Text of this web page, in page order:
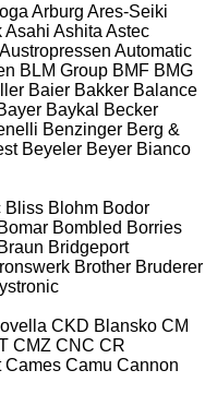
Arburg Ares-Seiki
Asahi Ashita Astec
Austropressen Automatic
BLM Group BMF BMG
Baier Bakker Balance
Baykal
Becker
Benzinger Berg &
Beyeler Beyer Bianco
Bliss Blohm Bodor
Bomar Bombled Borries
Braun Bridgeport
Brother Bruderer
CKD Blansko CM
CMZ CNC CR
Cames Camu Cannon